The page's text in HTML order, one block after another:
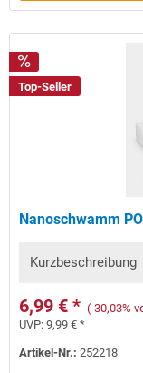
Top-Seller
Nanoschwamm
Kurzbeschreibung
6,99 € * (-30,03%
UVP:9,99 € *
Artikel-Nr.:252218